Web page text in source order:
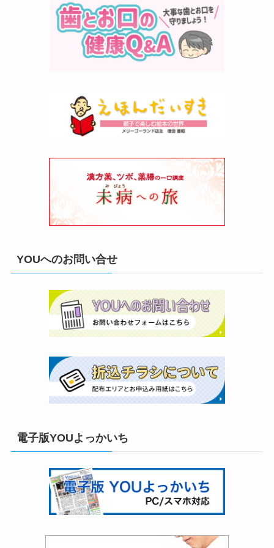
YOUへのお問い合せ
電子版YOUよっかいち